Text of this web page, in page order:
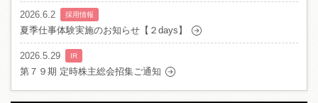
2026.6.2 採用情報
夏季仕事体験実施のお知らせ【２days】
2026.5.29 IR
第７９期 定時株主総会招集ご通知